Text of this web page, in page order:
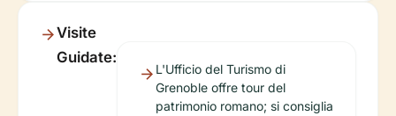
Visite
Guidate:
L'Ufficio del Turismo di
Grenoble offre tour del
patrimonio romano; si consiglia